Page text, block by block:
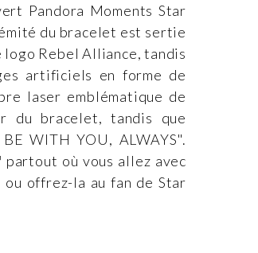
Pandora Moments Star
du bracelet est sertie
Rebel Alliance, tandis
artificiels en forme de
laser emblématique de
du bracelet, tandis que
WITH YOU, ALWAYS".
où vous allez avec
offrez-la au fan de Star